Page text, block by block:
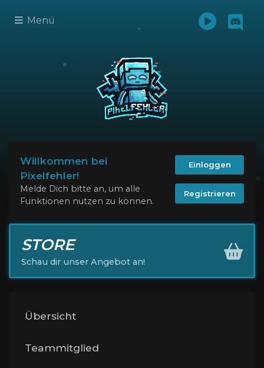
Menü
Willkommen bei
Pixelfehler!
Melde Dich bitte an, um alle
Funktionen nutzen zu können.
Einloggen
Registrieren
STORE
Schau dir unser Angebot an!
Übersicht
Teammitglied